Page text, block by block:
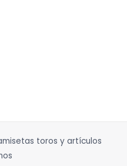
toros y artículos